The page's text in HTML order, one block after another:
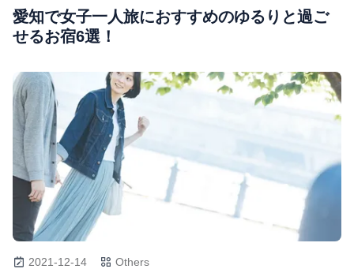
愛知で女子一人旅におすすめのゆるりと過ご
せるお宿6選！
2021-12-14 Others